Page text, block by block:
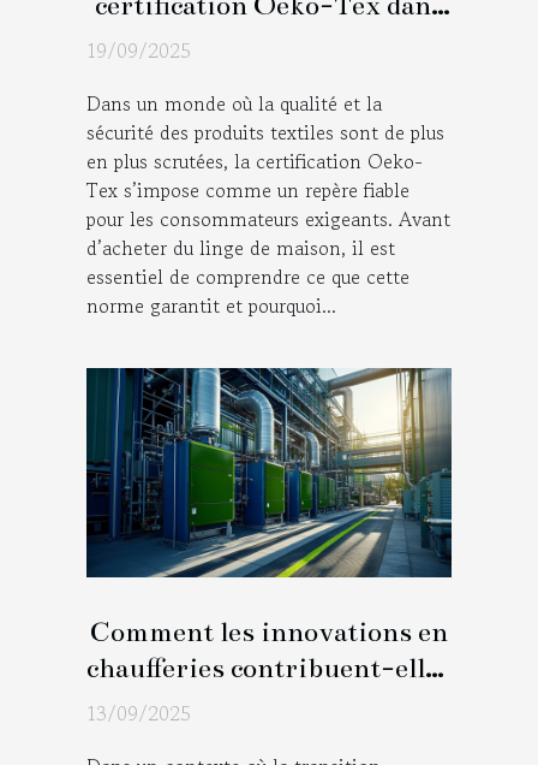
les textiles de maison
19/09/2025
Dans un monde où la qualité et la
sécurité des produits textiles sont de plus
en plus scrutées, la certification Oeko-
Tex s’impose comme un repère fiable
pour les consommateurs exigeants. Avant
d’acheter du linge de maison, il est
essentiel de comprendre ce que cette
norme garantit et pourquoi...
Comment les innovations en
chaufferies contribuent-elles
à la transition énergétique ?
13/09/2025